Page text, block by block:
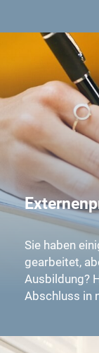
Sie haben
gearbeitet,
Ausbildung?
Abschluss in